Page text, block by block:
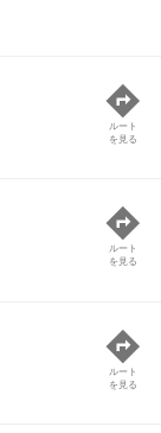
ルート
を見る
ルート
を見る
ルート
を見る